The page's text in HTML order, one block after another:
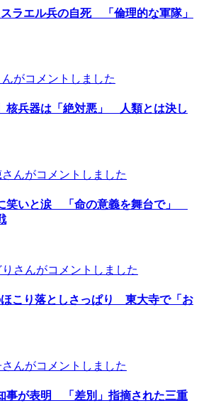
ラエル兵の自死 「倫理的な軍隊」
がコメントしました
核兵器は「絶対悪」 人類とは決し
んがコメントしました
笑いと涙 「命の意義を舞台で」
さんがコメントしました
ほこり落としさっぱり 東大寺で「お
んがコメントしました
事が表明 「差別」指摘された三重